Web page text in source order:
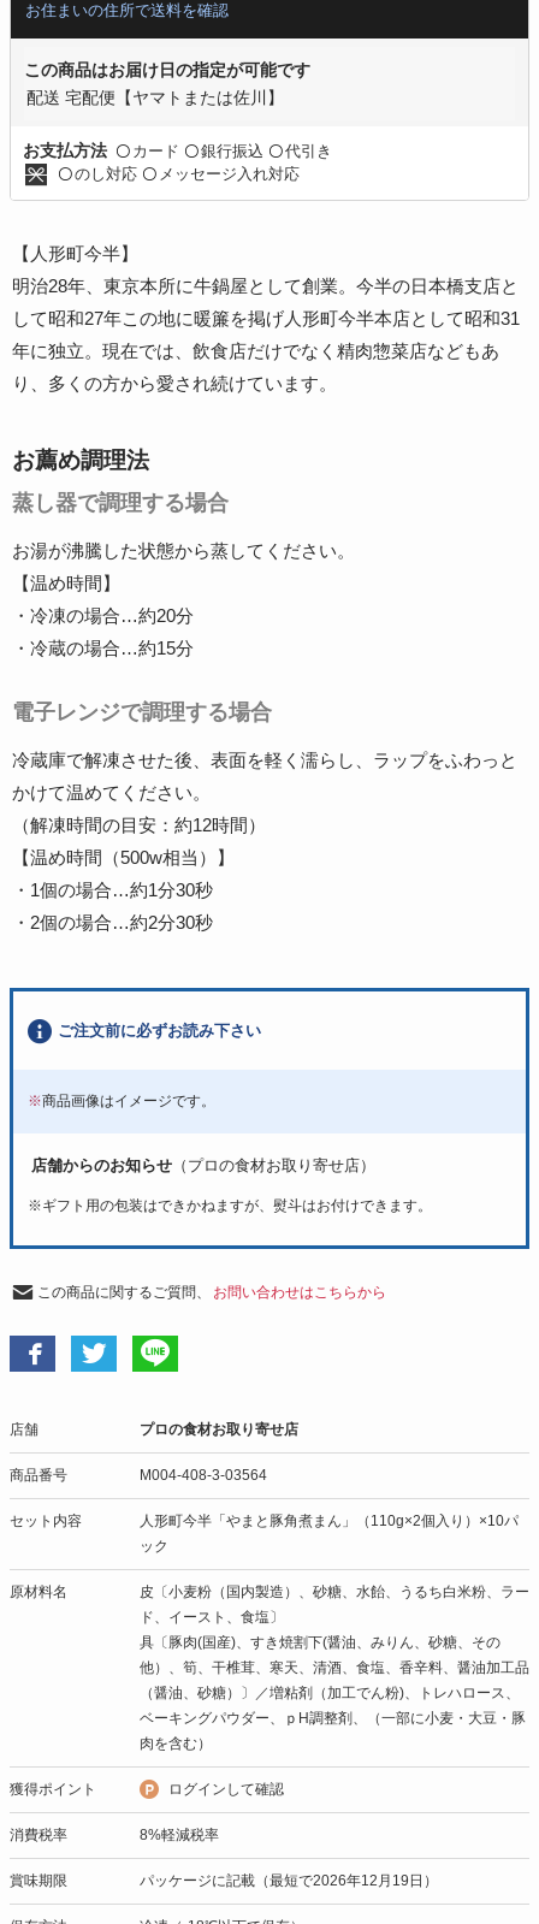
お住まいの住所で送料を確認
この商品はお届け日の指定が可能です
配送 宅配便【ヤマトまたは佐川】
お支払方法 〇 カード 〇銀行振込 〇代引き
〇のし対応 〇 メッセージ入れ対応
【人形町今半】
明治28年、東京本所に牛鍋屋として創業。今半の日本橋支店と
して昭和27年この地に暖簾を掲げ人形町今半本店として昭和31
年に独立。現在では、飲食店だけでなく精肉惣菜店などもあ
り、多くの方から愛され続けています。
お薦め調理法
蒸し器で調理する場合
お湯が沸騰した状態から蒸してください。
【温め時間】
・冷凍の場合…約20分
・冷蔵の場合…約15分
電子レンジで調理する場合
冷蔵庫で解凍させた後、表面を軽く濡らし、ラップをふわっと
かけて温めてください。
（解凍時間の目安：約12時間）
【温め時間（500w相当）】
・1個の場合…約1分30秒
・2個の場合…約2分30秒
ご注文前に必ずお読み下さい
※商品画像はイメージです。
店舗からのお知らせ （プロの食材お取り寄せ店）
※ギフト用の包装はできかねますが、熨斗はお付けできます。
この商品に関するご質問、 お問い合わせはこちらから
店舗 プロの食材お取り寄せ店
商品番号 M004-408-3-03564
セット内容
人形町今半「やまと豚角煮まん」（110g×2個入り）×10パ
ック
原材料名
皮〔小麦粉（国内製造）、砂糖、水飴、うるち白米粉、ラー
ド、イースト、食塩〕
具〔豚肉(国産)、すき焼割下(醤油、みりん、砂糖、その
他）、筍、干椎茸、寒天、清酒、食塩、香辛料、醤油加工品
（醤油、砂糖）〕／増粘剤（加工でん粉)、トレハロース、
ベーキングパウダー、ｐH調整剤、（一部に小麦・大豆・豚
肉を含む）
獲得ポイント ログインして確認
消費税率 8%軽減税率
賞味期限 パッケージに記載（最短で2026年12月19日）